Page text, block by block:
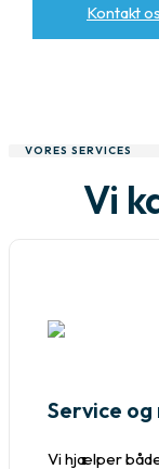
Kontakt os
VORES SERVICES
Vi
Service
Vi hjælper